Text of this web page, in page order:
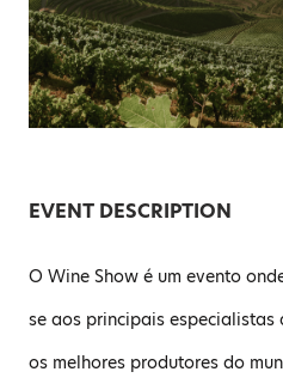
EVENT DESCRIPTION
O Wine Show é um evento
se aos principais especialistas
os melhores produtores do